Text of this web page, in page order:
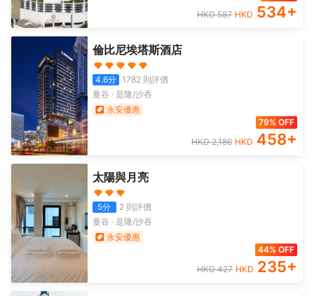
HKD587 HKD 534+
倫比尼埃塔斯酒店
4.6分 1782 則評價
曼谷 · 是隆/沙吞
永安優惠
79% OFF
HKD2,186 HKD 458+
太陽與月亮
5分 2 則評價
曼谷 · 是隆/沙吞
永安優惠
44% OFF
HKD427 HKD 235+